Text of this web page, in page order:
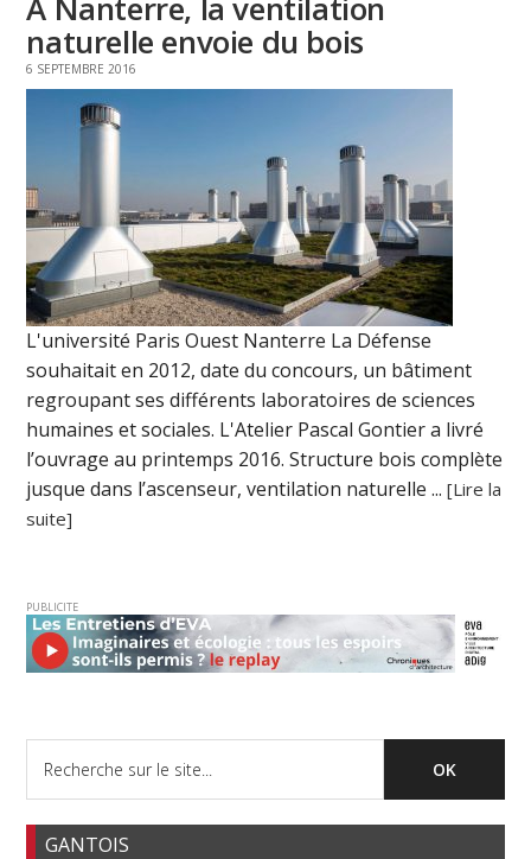
naturelle envoie du bois
6 SEPTEMBRE 2016
L'université Paris Ouest Nanterre La Défense
souhaitait en 2012, date du concours, un bâtiment
regroupant ses différents laboratoires de sciences
humaines et sociales. L'Atelier Pascal Gontier a livré
l’ouvrage au printemps 2016. Structure bois complète
jusque dans l’ascenseur, ventilation naturelle ...[Lire la
suite]
PUBLICITE
GANTOIS